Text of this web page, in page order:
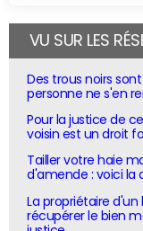
VU SUR LES
Des trous noirs
personne ne s'en
Pour la justice de
voisin est un droit
Tailler votre haie
d'amende : voici la
La propriétaire
récupérer le bien